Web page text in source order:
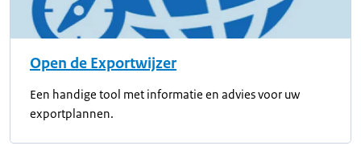
Open de Exportwijzer
Een handige tool met informatie en advies voor uw
exportplannen.